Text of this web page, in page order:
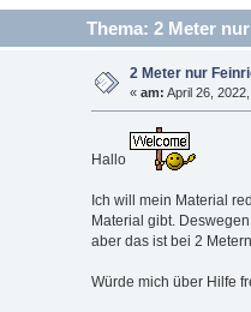
Thema: 2 Meter
2 Meter nur
« am: April 26,
Hallo
Ich will mein Material
Material gibt.
aber das ist bei 2
Würde mich über Hilfe